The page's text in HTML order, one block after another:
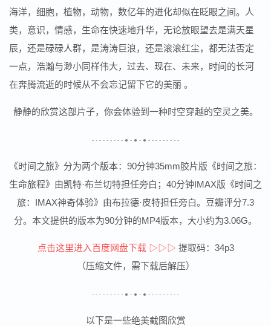
海洋，细胞，植物，动物，数亿年的进化却似在眨眼之间。人
类，意识，情感，生命在快速地升华，无论放眼望去是满天星
辰，还是碌碌人群，是涛涛巨浪，还是滚滚红尘，都无法否定
一点，浩瀚与渺小同样伟大，过去、现在、未来，时间的长河
在奔腾流逝的时候从不会忘记留下它的美丽 。
静静的欣赏这部片子，你会体验到一种时空穿越的空灵之美。
- - - - - - - - - ● - ● - ● - - - - - - - - -
《时间之旅》分为两个版本：90分钟35mm胶片版《时间之旅：
生命旅程》由凯特·布兰切特担任旁白；40分钟IMAX版《时间之
旅：IMAX神奇体验》由布拉德·皮特担任旁白。豆瓣评分7.3
分。本文提供的版本为90分钟的MP4版本，大小约为3.06G。
点击这里进入百度网盘下载 ▷▷▷ 提取码：34p3
（压缩文件，需下载后解压）
- - - - - - - - - ● - ● - ● - - - - - - - - -
以下是一些绝美截图欣赏